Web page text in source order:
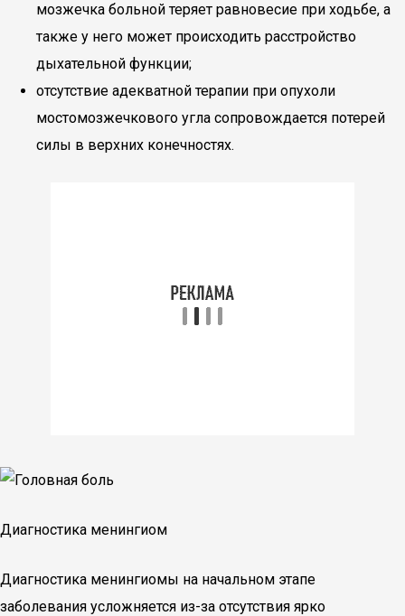
мозжечка больной теряет равновесие при ходьбе, а
также у него может происходить расстройство
дыхательной функции;
отсутствие адекватной терапии при опухоли
мостомозжечкового угла сопровождается потерей
силы в верхних конечностях.
Диагностика менингиом
Диагностика менингиомы на начальном этапе
заболевания усложняется из-за отсутствия ярко